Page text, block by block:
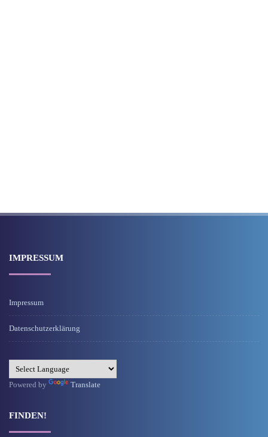
IMPRESSUM
Impressum
Datenschutzerklärung
Powered by Translate
FINDEN!